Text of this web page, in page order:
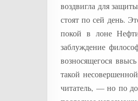
воздвигла для
стоят по сей день.
покой в лоне
заблуждение
возносящегося
такой
читатель, — но по